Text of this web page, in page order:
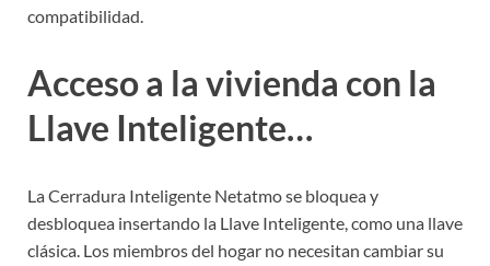
compatibilidad.
Acceso a la vivienda con la
Llave Inteligente…
La Cerradura Inteligente Netatmo se bloquea y
desbloquea insertando la Llave Inteligente, como una llave
clásica. Los miembros del hogar no necesitan cambiar su